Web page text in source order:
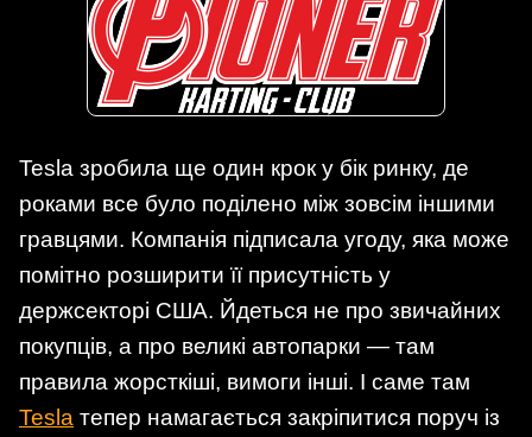
Tesla зробила ще один крок у бік ринку, де
роками все було поділено між зовсім іншими
гравцями. Компанія підписала угоду, яка може
помітно розширити її присутність у
держсекторі США. Йдеться не про звичайних
покупців, а про великі автопарки — там
правила жорсткіші, вимоги інші. І саме там
Tesla тепер намагається закріпитися поруч із